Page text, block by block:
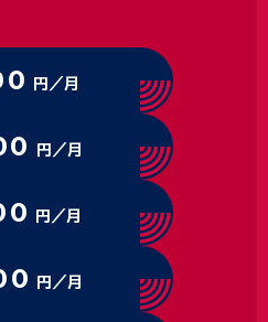
円／月
円／月
円／月
円／月